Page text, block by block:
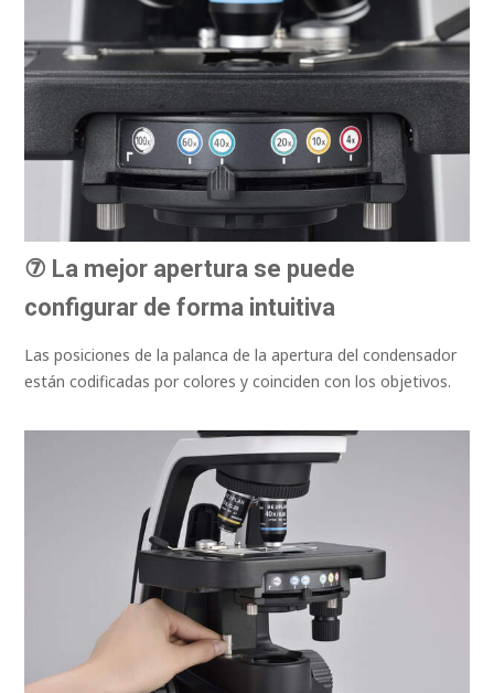
⑦ La mejor apertura se puede
configurar de forma intuitiva
Las posiciones de la palanca de la apertura del condensador
están codificadas por colores y coinciden con los objetivos.